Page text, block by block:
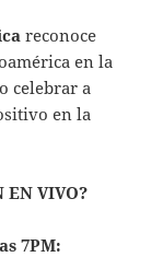
reconoce
en la
celebrar a
en la
EN VIVO?
7PM: